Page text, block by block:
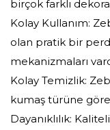
birçok farklı
Kolay Kullanım:
olan pratik bir
mekanizmaları
Kolay Temizlik:
kumaş türüne
Dayanıklılık: